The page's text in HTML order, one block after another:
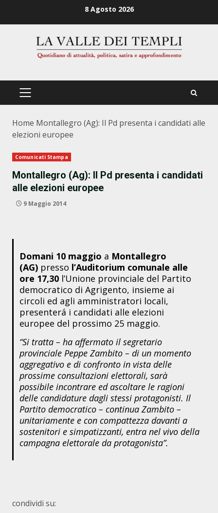
8 Agosto 2026
PRIMÄRES
Home Montallegro (Ag): Il Pd presenta i candidati alle
elezioni europee
Comunicati Stampa
Montallegro (Ag): Il Pd presenta i candidati
alle elezioni europee
9 Maggio 2014
Domani 10 maggio a Montallegro
(AG)presso l’Auditorium comunale alle
ore 17,30l’Unione provinciale del Partito
democratico di Agrigento, insieme ai
circoli ed agli amministratori locali,
presenterá i candidati alle elezioni
europee del prossimo 25 maggio.
“Si tratta – ha affermato il segretario
provinciale Peppe Zambito – di un momento
aggregativo e di confronto in vista delle
prossime consultazioni elettorali, sarà
possibile incontrare ed ascoltare le ragioni
delle candidature dagli stessi protagonisti. Il
Partito democratico – continua Zambito –
unitariamente e con compattezza davanti a
sostenitori e simpatizzanti, entra nel vivo della
campagna elettorale da protagonista”.
condividi su: